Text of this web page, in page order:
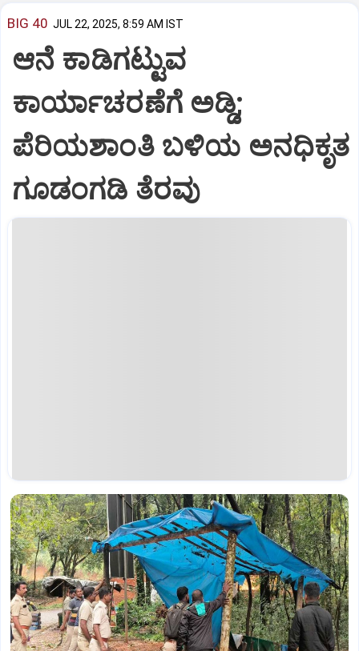
BIG 40 JUL 22, 2025, 8:59 AM IST
ಆನೆ ಕಾಡಿಗಟ್ಟುವ
ಕಾರ್ಯಾಚರಣೆಗೆ ಅಡ್ಡಿ;
ಪೆರಿಯಶಾಂತಿ ಬಳಿಯ ಅನಧಿಕೃತ
ಗೂಡಂಗಡಿ ತೆರವು